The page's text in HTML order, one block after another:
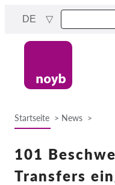
content
DE
Startseite News
101
Transfers